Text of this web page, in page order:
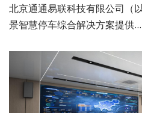
北京通通易联科技有限公司（
景智慧停车综合解决方案提供…